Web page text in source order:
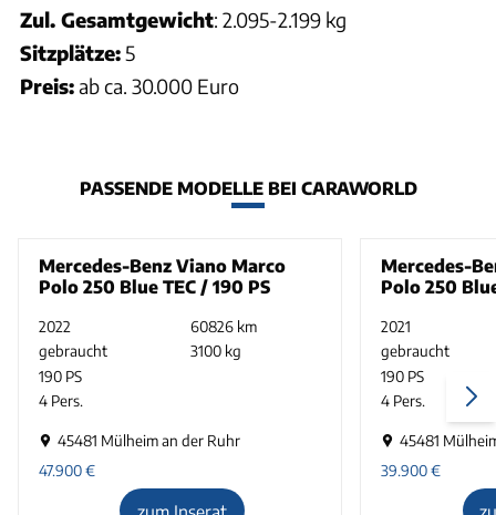
Zul. Gesamtgewicht: 2.095-2.199 kg
Sitzplätze:5
Preis:ab ca. 30.000 Euro
PASSENDE MODELLE BEI CARAWORLD
Mercedes-Benz Viano Marco
Polo 250 Blue TEC / 190 PS
2022
60826 km
gebraucht
3100 kg
190 PS
4 Pers.
45481 Mülheim an der Ruhr
47.900€
Mercedes-
Polo 250
2021
gebraucht
190 PS
4 Pers.
45481
39.900€